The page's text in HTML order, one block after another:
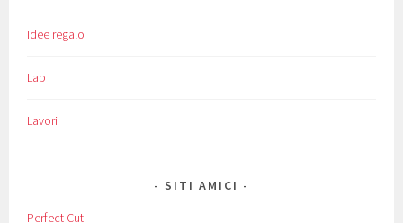
Idee regalo
Lab
Lavori
SITI AMICI
Perfect Cut